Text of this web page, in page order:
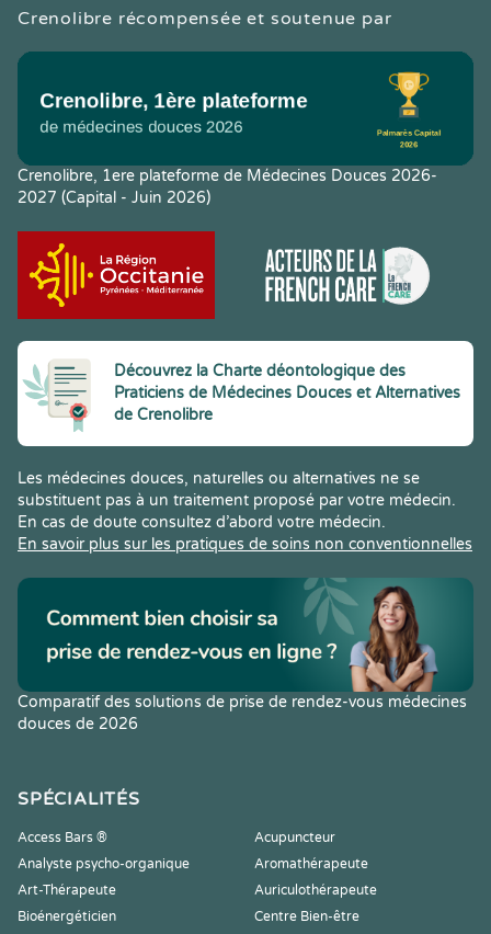
Crenolibre récompensée et soutenue par
Crenolibre, 1ere plateforme de Médecines Douces 2026-
2027 (Capital - Juin 2026)
Découvrez la Charte déontologique des
Praticiens de Médecines Douces et Alternatives
de Crenolibre
Les médecines douces, naturelles ou alternatives ne se
substituent pas à un traitement proposé par votre médecin.
En cas de doute consultez d’abord votre médecin.
En savoir plus sur les pratiques de soins non conventionnelles
Comparatif des solutions de prise de rendez-vous médecines
douces de 2026
SPÉCIALITÉS
Access Bars ®
Acupuncteur
Analyste psycho-organique
Aromathérapeute
Art-Thérapeute
Auriculothérapeute
Bioénergéticien
Centre Bien-être